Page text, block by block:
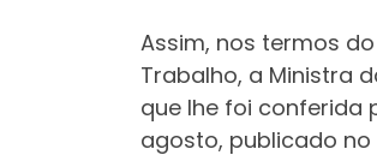
Assim, nos termos
Trabalho, a Ministra
que lhe foi conferida
agosto, publicado no